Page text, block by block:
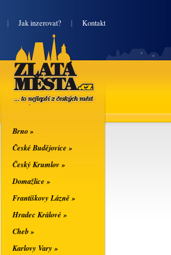
| Jak inzerovat? | Kontakt
Zlatá města
... to nejlepší z
českých měst
Brno »
České Budějovice »
Český Krumlov »
Domažlice »
Františkovy Lázně »
Hradec Králové »
Cheb »
Karlovy Vary »